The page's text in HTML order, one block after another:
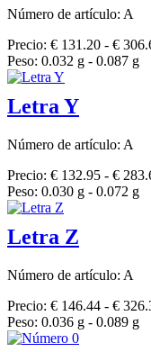
Número de artículo: A
Precio: € 131.20 - €
Peso: 0.032 g - 0.087 g
Letra Y
Número de artículo: A
Precio: € 132.95 - €
Peso: 0.030 g - 0.072 g
Letra Z
Número de artículo: A
Precio: € 146.44 - €
Peso: 0.036 g - 0.089 g